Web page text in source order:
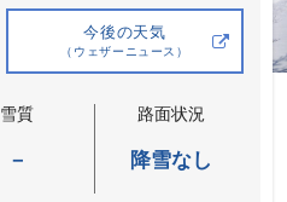
今後の天気
（ウェザーニュース）
雪質
－
路面状況
降雪なし